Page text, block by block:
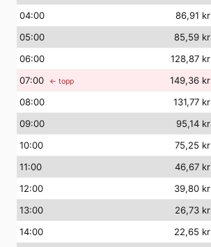
04:00 86,91 kr
05:00 85,59 kr
06:00 128,87 kr
07:00 ← topp 149,36 kr
08:00 131,77 kr
09:00 95,14 kr
10:00 75,25 kr
11:00 46,67 kr
12:00 39,80 kr
13:00 26,73 kr
14:00 22,65 kr